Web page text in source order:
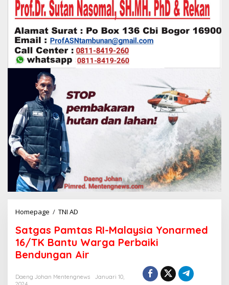
Homepage / TNI AD
t
g
s
a
Satgas Pamtas RI-Malaysia Yonarmed
16/TK Bantu Warga Perbaiki
Bendungan Air
Daeng Johan Mentengnews
Januari 10,